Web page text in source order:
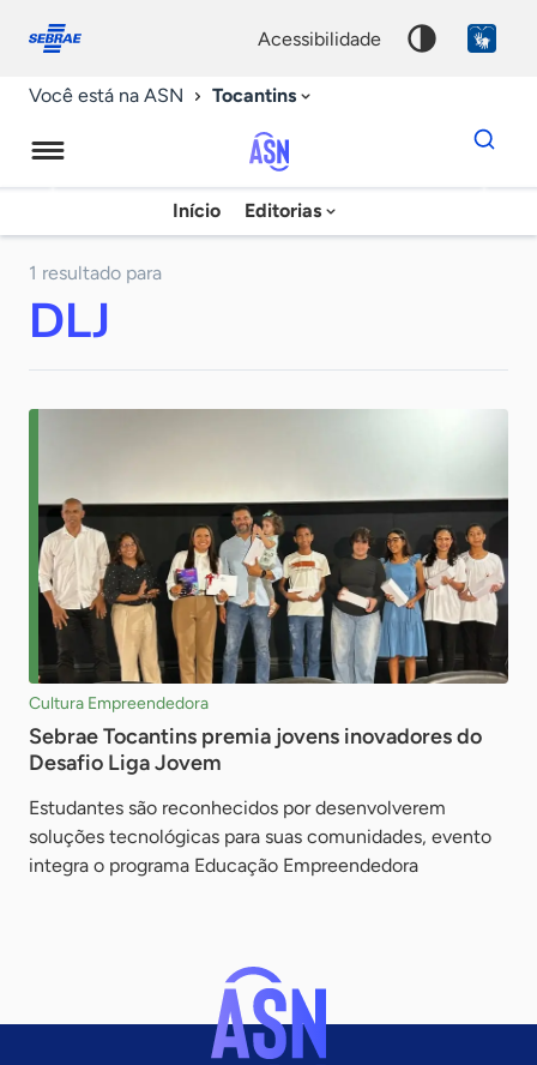
conosco
acessibilidade
Você está na ASN Tocantins
Agência
Sebrae
Início Editorias
Dados
para
chave
1 resultado para
DLJ
Cultura Empreendedora
Sebrae Tocantins premia jovens inovadores do
Desafio Liga Jovem
Estudantes são reconhecidos por desenvolverem
soluções tecnológicas para suas comunidades, evento
integra o programa Educação Empreendedora